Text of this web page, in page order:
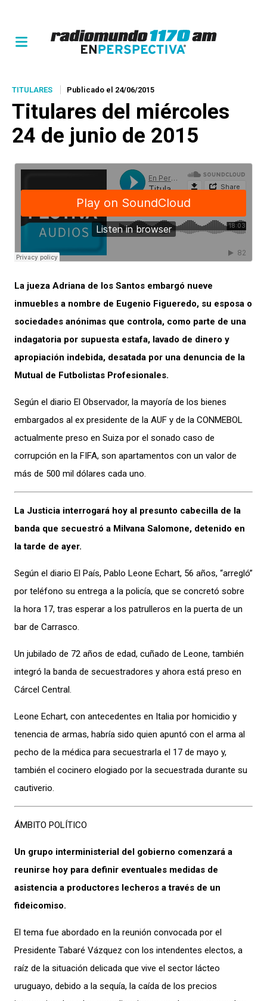
TITULARES Publicado el 24/06/2015
Titulares del miércoles
24 de junio de 2015
La jueza Adriana de los Santos embargó nueve
inmuebles a nombre de Eugenio Figueredo, su esposa o
sociedades anónimas que controla, como parte de una
indagatoria por supuesta estafa, lavado de dinero y
apropiación indebida, desatada por una denuncia de la
Mutual de Futbolistas Profesionales.
Según el diario El Observador, la mayoría de los bienes
embargados al ex presidente de la AUF y de la CONMEBOL
actualmente preso en Suiza por el sonado caso de
corrupción en la FIFA, son apartamentos con un valor de
más de 500 mil dólares cada uno.
La Justicia interrogará hoy al presunto cabecilla de la
banda que secuestró a Milvana Salomone, detenido en
la tarde de ayer.
Según el diario El País, Pablo Leone Echart, 56 años, “arregló”
por teléfono su entrega a la policía, que se concretó sobre
la hora 17, tras esperar a los patrulleros en la puerta de un
bar de Carrasco.
Un jubilado de 72 años de edad, cuñado de Leone, también
integró la banda de secuestradores y ahora está preso en
Cárcel Central.
Leone Echart, con antecedentes en Italia por homicidio y
tenencia de armas, habría sido quien apuntó con el arma al
pecho de la médica para secuestrarla el 17 de mayo y,
también el cocinero elogiado por la secuestrada durante su
cautiverio.
ÁMBITO POLÍTICO
Un grupo interministerial del gobierno comenzará a
reunirse hoy para definir eventuales medidas de
asistencia a productores lecheros a través de un
fideicomiso.
El tema fue abordado en la reunión convocada por el
Presidente Tabaré Vázquez con los intendentes electos, a
raíz de la situación delicada que vive el sector lácteo
uruguayo, debido a la sequía, la caída de los precios